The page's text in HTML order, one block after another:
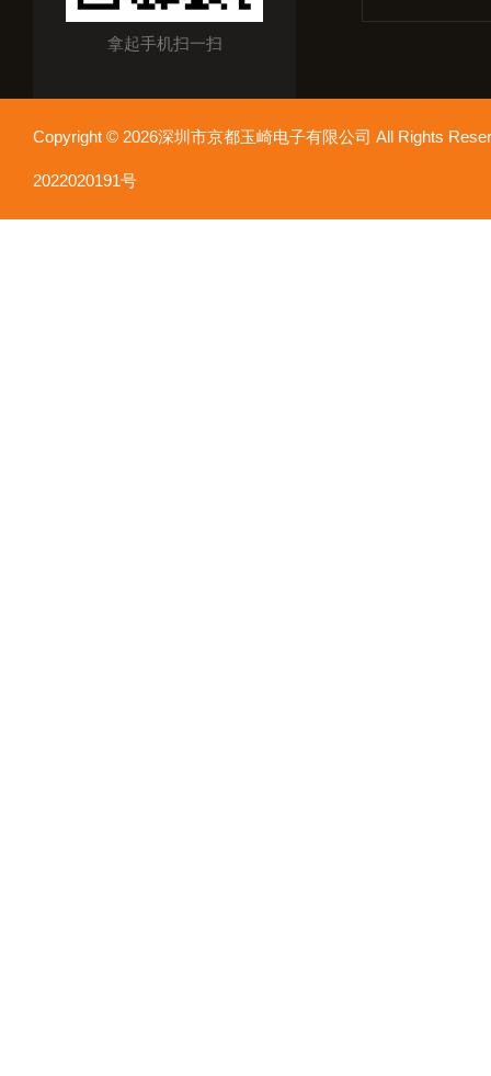
拿起手机扫一扫
Copyright © 2026深圳市京都玉崎电子有限公司 All Rights
2022020191号